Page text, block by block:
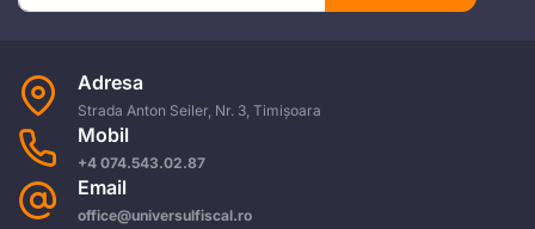
Adresa
Strada Anton Seiler, Nr. 3, Timișoara
Mobil
+4 074.543.02.87
Email
office@universulfiscal.ro